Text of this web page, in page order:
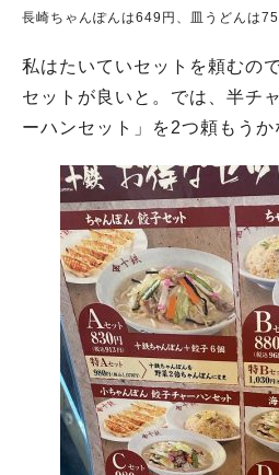
長崎ちゃんぽんは649円、皿うどんは
私はたいていセットを頼むの
セットが良いと。では、半チ
ーハンセット」を2つ頼もうか